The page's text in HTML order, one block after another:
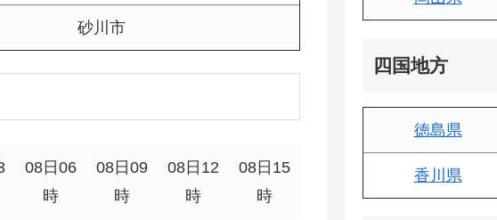
砂川市
08日06
時
08日09
時
08日12
時
08日15
時
四国地方
徳島県
香川県